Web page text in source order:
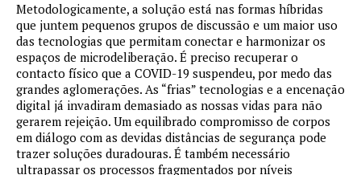
Metodologicamente, a solução está nas formas híbridas
que juntem pequenos grupos de discussão e um maior uso
das tecnologias que permitam conectar e harmonizar os
espaços de microdeliberação. É preciso recuperar o
contacto físico que a COVID-19 suspendeu, por medo das
grandes aglomerações. As “frias” tecnologias e a encenação
digital já invadiram demasiado as nossas vidas para não
gerarem rejeição. Um equilibrado compromisso de corpos
em diálogo com as devidas distâncias de segurança pode
trazer soluções duradouras. É também necessário
ultrapassar os processos fragmentados por níveis